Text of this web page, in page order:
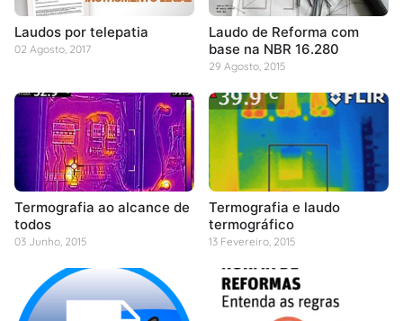
Laudos por telepatia
02 Agosto, 2017
Laudo de Reforma com
base na NBR 16.280
29 Agosto, 2015
Termografia ao alcance de
todos
03 Junho, 2015
Termografia e laudo
termográfico
13 Fevereiro, 2015